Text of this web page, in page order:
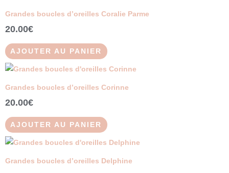
Grandes boucles d’oreilles Coralie Parme
20.00€
AJOUTER AU PANIER
Grandes boucles d’oreilles Corinne
20.00€
AJOUTER AU PANIER
Grandes boucles d’oreilles Delphine